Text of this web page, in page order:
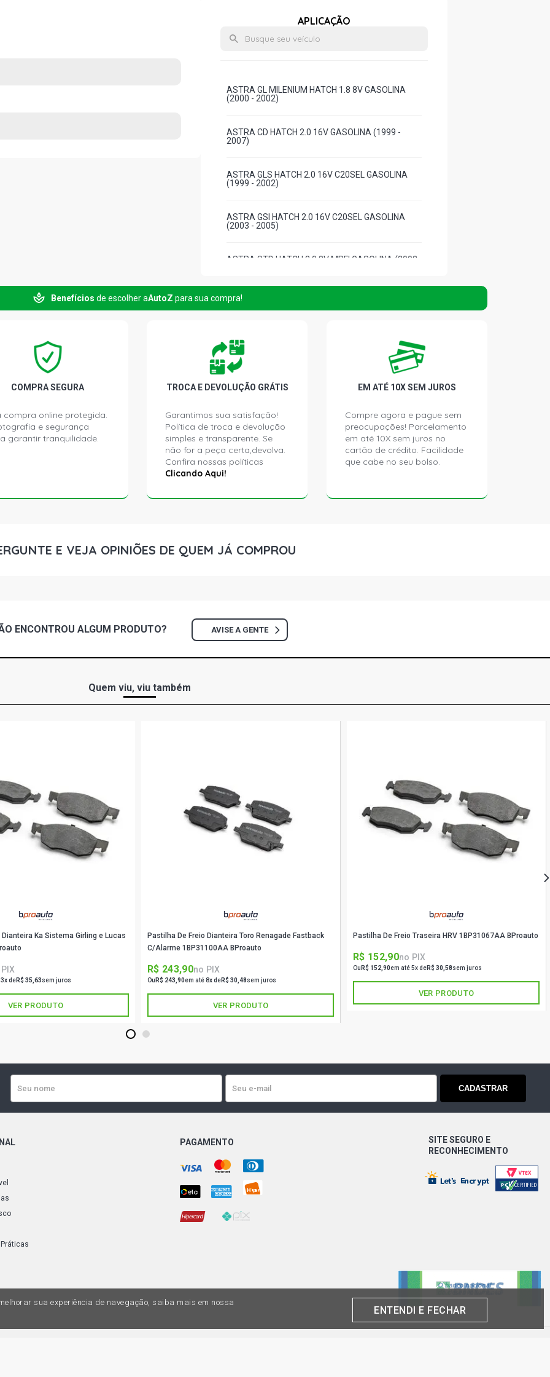
APLICAÇÃO
ASTRA GL MILENIUM HATCH 1.8 8V GASOLINA
(2000 - 2002)
ASTRA CD HATCH 2.0 16V GASOLINA (1999 -
2007)
ASTRA GLS HATCH 2.0 16V C20SEL GASOLINA
(1999 - 2002)
ASTRA GSI HATCH 2.0 16V C20SEL GASOLINA
(2003 - 2005)
ASTRA STD HATCH 2.0 8V MPFI GASOLINA (2002
ASTRA SPORT HATCH 2.0 8V MPFI GASOLINA
(2000 - 2002)
ASTRA SUNNY HATCH 2.0 8V MPFI GASOLINA
(1999 - 2004)
ASTRA ADVANTAGE HATCH 2.0 8V FLEXPOWER
FLEX (2005 - 2012)
ASTRA COMFORT HATCH 2.0 8V FLEXPOWER
FLEX (2005 - 2007)
ASTRA SPORT HATCH 2.0 8V FLEXPOWER FLEX
ASTRA CD SEDAN 2.0 16V GASOLINA (1999 -
2004)
ASTRA ELITE SEDAN 2.0 8V FLEXPOWER FLEX
(2005 - 2007)
ASTRA CD SEDAN 2.0 8V GASOLINA (1999 - 2002)
ASTRA ELEGANCE SEDAN 2.0 8V MPFI GASOLINA
MERIVA STD MINIVAN 1.8 16V GASOLINA (2003 -
MERIVA CD MINIVAN 1.8 16V GASOLINA (2003 -
2004)
MERIVA JOY MINIVAN 1.8 8V FLEXPOWER FLEX
(2005 - 2008)
(2005 - 2008)
MERIVA PREMIUM MINIVAN 1.8 8V FLEXPOWER
FLEX (2005 - 2012)
MERIVA STD MINIVAN 1.8 8V GASOLINA (2003 -
OMEGA GL SEDAN 2.0 8V GASOLINA (1994 - 1995)
Benefícios de escolher aAutoZ para sua compra!
COMPRA SEGURA
compra online protegida.
e segurança
garantir tranquilidade.
TROCA E DEVOLUÇÃO GRÁTIS
Garantimos sua satisfação!
Política de troca e devolução
simples e transparente. Se
não for a peça certa,devolva.
Confira nossas políticas
Clicando Aqui!
EM ATÉ 10X SEM JUROS
Compre agora e pague sem
preocupações! Parcelamento
em até 10X sem juros no
cartão de crédito. Facilidade
que cabe no seu bolso.
E VEJA OPINIÕES DE QUEM JÁ COMPROU
ENCONTROU ALGUM PRODUTO? AVISE A GENTE
Quem viu, viu também
Ka Sistema Girling e Lucas
deR$ 35,63sem juros
VER PRODUTO
Pastilha De Freio Dianteira Toro Renagade Fastback
C/Alarme 1BP31100AA BProauto
R$ 243,90no PIX
Ou R$ 243,90em até 8x deR$ 30,48sem juros
VER PRODUTO
Pastilha De Freio Traseira HRV 1BP31067AA BProauto
R$ 152,90no PIX
Ou R$ 152,90em até 5x deR$ 30,58sem juros
VER PRODUTO
1 2
CADASTRAR
PAGAMENTO
SITE SEGURO E
RECONHECIMENTO
sua experiência de navegação, saiba mais em nossa
ENTENDI E FECHAR